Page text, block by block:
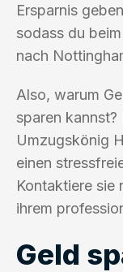
Ersparnis
sodass du
nach
Also, warum
sparen
Umzugskönig
einen
Kontaktiere sie
ihrem
Geld